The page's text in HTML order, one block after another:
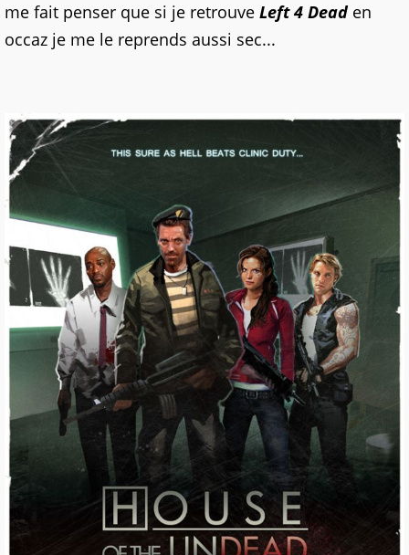
me fait penser que si je retrouve Left 4 Dead en
occaz je me le reprends aussi sec...